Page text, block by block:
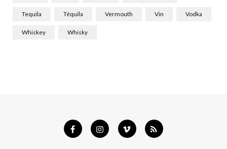
Tequila Téquila Vermouth Vin Vodka
Whiskey Whisky